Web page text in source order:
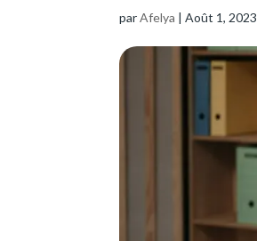
parAfelya |Août 1, 2023